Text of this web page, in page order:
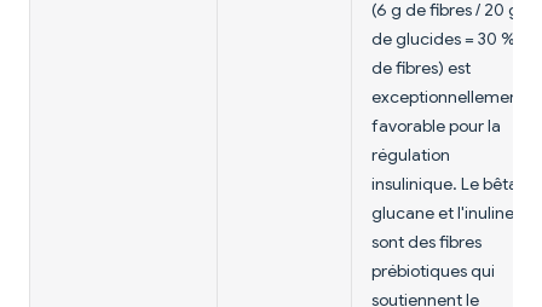
(6 g de fibres / 20 g
de glucides = 30 %
de fibres) est
exceptionnellement
favorable pour la
régulation
insulinique. Le bêta-
glucane et l'inuline
sont des fibres
prébiotiques qui
soutiennent le